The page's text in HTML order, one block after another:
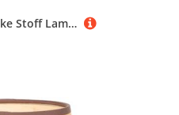
Gadpiparty 2 Stücke Stoff Lampe Shades Für Tisch Lampen Nacht Lampe Abdeckung Einfache Design Ersatz